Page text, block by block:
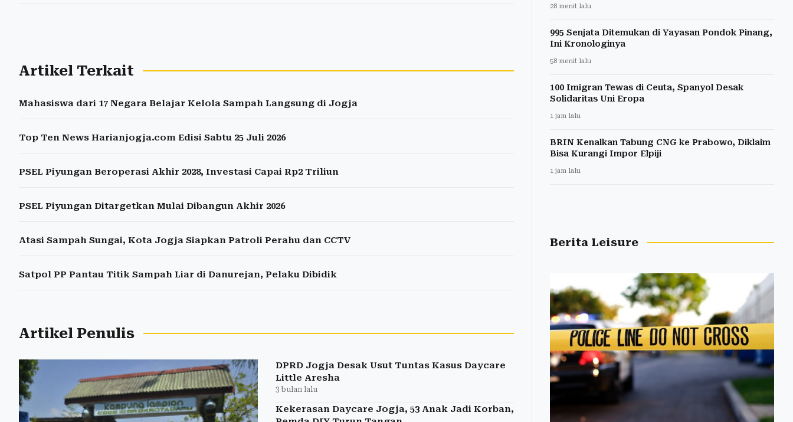
Artikel Terkait
Mahasiswa dari 17 Negara Belajar Kelola Sampah Langsung di Jogja
Top Ten News Harianjogja.com Edisi Sabtu 25 Juli 2026
PSEL Piyungan Beroperasi Akhir 2028, Investasi Capai Rp2 Triliun
PSEL Piyungan Ditargetkan Mulai Dibangun Akhir 2026
Atasi Sampah Sungai, Kota Jogja Siapkan Patroli Perahu dan CCTV
Satpol PP Pantau Titik Sampah Liar di Danurejan, Pelaku Dibidik
Artikel Penulis
DPRD Jogja Desak Usut Tuntas Kasus Daycare
Little Aresha
3 bulan lalu
Kekerasan Daycare Jogja, 53 Anak Jadi Korban,
28 menit lalu
995 Senjata Ditemukan di Yayasan Pondok Pinang,
Ini Kronologinya
58 menit lalu
100 Imigran Tewas di Ceuta, Spanyol Desak
Solidaritas Uni Eropa
1 jam lalu
BRIN Kenalkan Tabung CNG ke Prabowo, Diklaim
Bisa Kurangi Impor Elpiji
1 jam lalu
Berita Leisure